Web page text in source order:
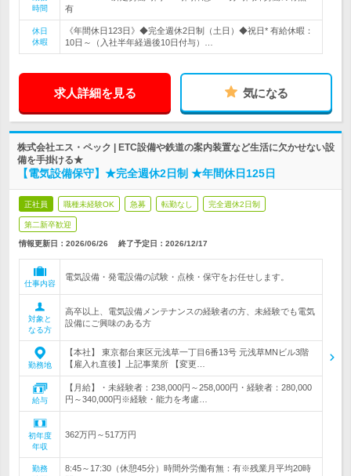
時間
有
休日
休暇
《年間休日123日》◆完全週休2日制（土日）◆祝日* 有給休暇：
10日～（入社半年経過後10日付与）…
求人詳細を見る 気になる
株式会社エス・ペック | ETC設備や鉄道の案内装置など生活に欠かせない設
備を手掛ける★
【電気設備保守】★完全週休2日制 ★年間休日125日
正社員 職種未経験OK 急募 転勤なし 完全週休2日制
第二新卒歓迎
情報更新日：2026/06/26 終了予定日： 2026/12/17
仕事内容
電気設備・発電設備の試験・点検・保守をお任せします。
対象と
なる方
高卒以上、電気設備メンテナンスの経験者の方、未経験でも電気
設備にご興味のある方
勤務地
【本社】 東京都台東区元浅草一丁目6番13号 元浅草MNビル3階
【雇入れ直後】上記事業所 【変更…
給与
【月給】・未経験者：238,000円～258,000円・経験者：280,000
円～340,000円※経験・能力を考慮…
初年度
年収
362万円～517万円
勤務
8:45～17:30（休憩45分）時間外労働有無：有※残業月平均20時